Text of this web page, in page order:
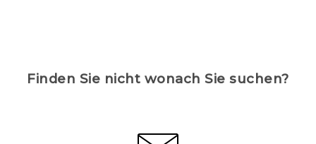
Finden Sie nicht wonach Sie suchen?